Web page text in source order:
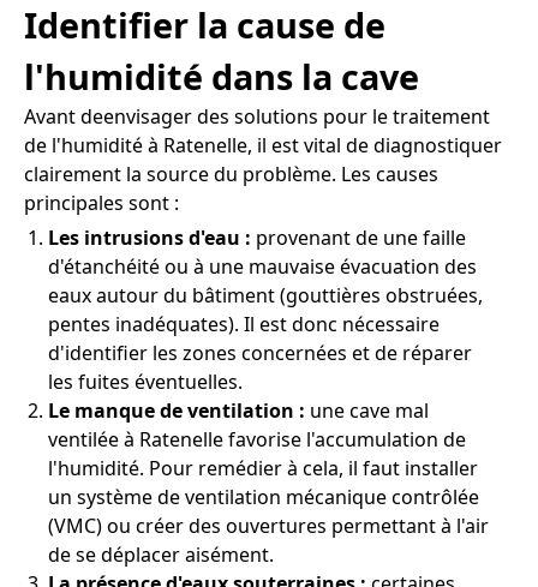
Identifier la cause de
l'humidité dans la cave
Avant deenvisager des solutions pour le traitement
de l'humidité à Ratenelle, il est vital de diagnostiquer
clairement la source du problème. Les causes
principales sont :
Les intrusions d'eau : provenant de une faille
d'étanchéité ou à une mauvaise évacuation des
eaux autour du bâtiment (gouttières obstruées,
pentes inadéquates). Il est donc nécessaire
d'identifier les zones concernées et de réparer
les fuites éventuelles.
Le manque de ventilation : une cave mal
ventilée à Ratenelle favorise l'accumulation de
l'humidité. Pour remédier à cela, il faut installer
un système de ventilation mécanique contrôlée
(VMC) ou créer des ouvertures permettant à l'air
de se déplacer aisément.